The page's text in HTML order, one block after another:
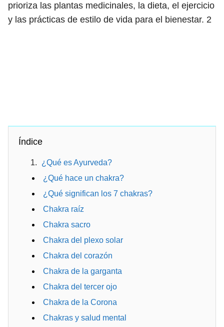
prioriza las plantas medicinales, la dieta, el ejercicio
y las prácticas de estilo de vida para el bienestar. 2
Índice
¿Qué es Ayurveda?
¿Qué hace un chakra?
¿Qué significan los 7 chakras?
Chakra raíz
Chakra sacro
Chakra del plexo solar
Chakra del corazón
Chakra de la garganta
Chakra del tercer ojo
Chakra de la Corona
Chakras y salud mental